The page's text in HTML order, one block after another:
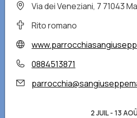
Via dei Veneziani, 7 71043
Rito romano
0884513871
2 JUIL- 13